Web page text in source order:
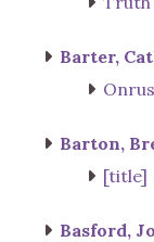
Barter,
Barton,
[title]
Basford,